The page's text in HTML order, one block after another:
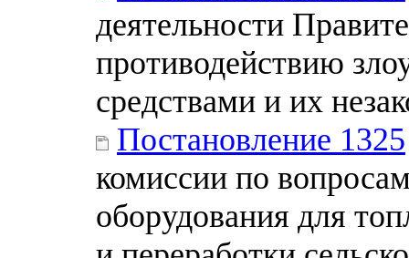
деятельности
противодействию
средствами и их
Постановление 1325
комиссии по
оборудования для